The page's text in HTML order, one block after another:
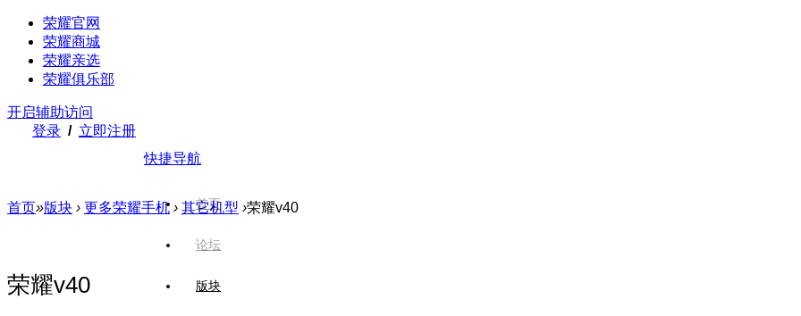
荣耀官网
荣耀商城
荣耀亲选
荣耀俱乐部
开启辅助访问
登录 / 立即注册
快捷导航
首页
论坛
版块
首页»版块 › 更多荣耀手机 › 其它机型 ›荣耀v40
荣耀v40